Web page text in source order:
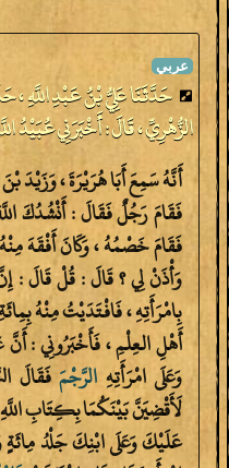
حَدَّثَنَا عَلِيُّ بْنُ عَبْدِ اللَّهِ ،
الزُّهْرِيِّ ، قَالَ : أَخْبَرَنِي عُبَيْدُ
أَنَّهُ سَمِعَ أَبَا هُرَيْرَةَ ، وَزَيْدَ
فَقَامَ رَجُلٌ فَقَالَ : أَنْشُدُكَ
فَقَامَ خَصْمُهُ ، وَكَانَ أَفْقَهَ
وَأْذَنْ لِي ؟ قَالَ : قُلْ قَالَ :
بِامْرَأَتِهِ ، فَافْتَدَيْتُ مِنْهُ
أَهْلِ العِلْمِ ، فَأَخْبَرُونِي :
وَعَلَى امْرَأَتِهِ الرَّجْمَفَقَالَ
لَأَقْضِيَنَّ بَيْنَكُمَا بِكِتَابِ اللَّهِ
عَلَيْكَ وَعَلَى ابْنِكَ جَلْدُ